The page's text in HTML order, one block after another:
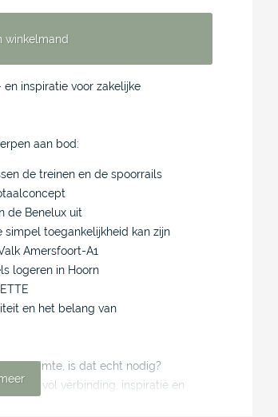
winkelmand
inspiratie voor zakelijke
aan bod:
de treinen en de spoorrails
de Benelux uit
simpel toegankelijkheid kan zijn
Amersfoort-A1
logeren in Hoorn
en het belang van
is dat echt nodig?
jaar vol verbinding, inspiratie en